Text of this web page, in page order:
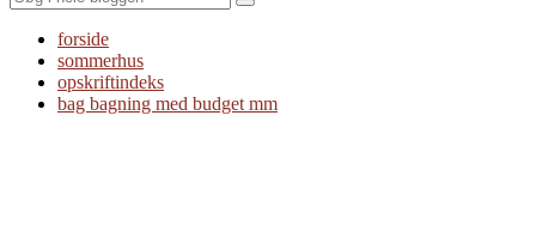
Search
forside
sommerhus
opskriftindeks
bag bagning med budget mm